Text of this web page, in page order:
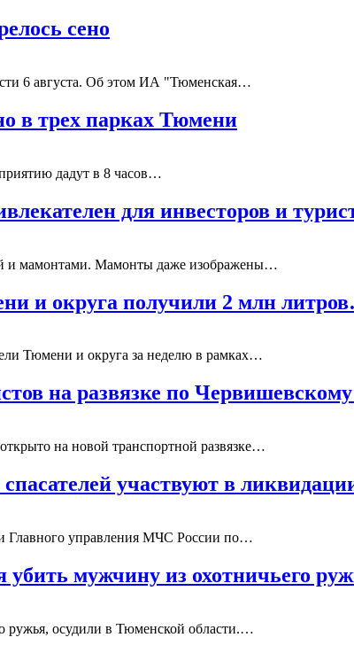
сено
6 августа. Об этом ИА "Тюменская…
в трех парках Тюмени
дадут в 8 часов…
для инвесторов и
и мамонтами. Мамонты даже изображены…
и округа получили 2 млн
Тюмени и округа за неделю в рамках…
на развязке по
на новой транспортной развязке…
участвуют в
Главного управления МЧС России по…
мужчину из охотничьего
ружья, осудили в Тюменской области.…